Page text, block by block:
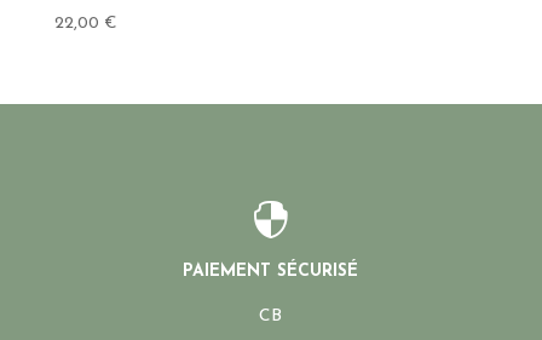
22,00 €

PAIEMENT SÉCURISÉ
CB